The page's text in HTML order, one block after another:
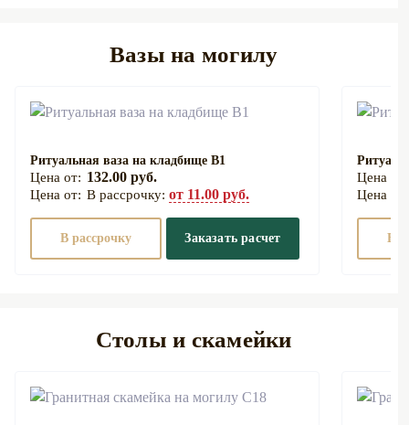
Вазы на могилу
Ритуальная ваза на кладбище В1
132.00 руб.
В рассрочку: от 11.00 руб.
В рассрочку Заказать расчет В
Столы и скамейки